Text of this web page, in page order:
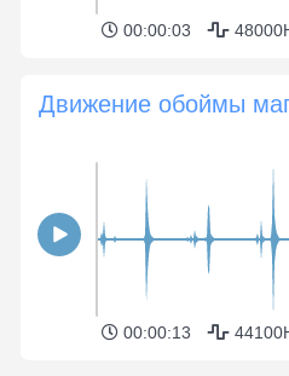
00:00:03
Движение обоймы
00:00:13